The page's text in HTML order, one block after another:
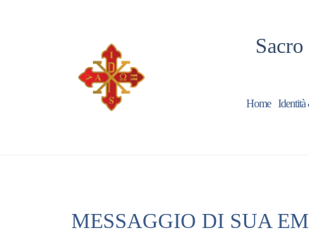
Home Identità
MESSAGGIO DI SUA